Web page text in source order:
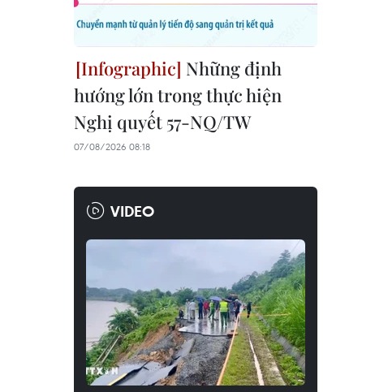
Những định
hướng lớn trong thực hiện
Nghị quyết 57-NQ/TW
07/08/2026 08:18
VIDEO